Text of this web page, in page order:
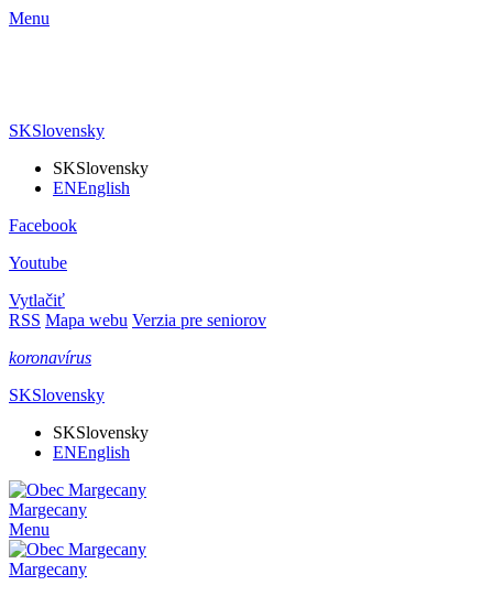
Menu
SKSlovensky
SKSlovensky
ENEnglish
Facebook
Youtube
Vytlačiť
RSS Mapa webu Verzia pre seniorov
koronavírus
SKSlovensky
SKSlovensky
ENEnglish
Margecany
Menu
Margecany